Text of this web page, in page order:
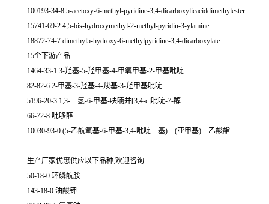
100193-34-8 5-acetoxy-6-methyl-pyridine-3,4-dicarboxylicaciddimethylester
15741-69-2 4,5-bis-hydroxymethyl-2-methyl-pyridin-3-ylamine
18872-74-7 dimethyl5-hydroxy-6-methylpyridine-3,4-dicarboxylate
15个下游产品
1464-33-1 3-羟基-5-羟甲基-4-甲氧甲基-2-甲基吡啶
82-82-6 2-甲基-3-羟基-4-羧基-3-羟甲基吡啶
5196-20-3 1,3-二氢-6-甲基-呋喃并[3,4-c]吡啶-7-醇
66-72-8 吡哆醛
10030-93-0 (5-乙酰氧基-6-甲基-3,4-吡啶二基)二(亚甲基)二乙酸酯
生产厂家优惠供应以下品种,欢迎咨询:
50-18-0 环磷酰胺
143-18-0 油酸钾